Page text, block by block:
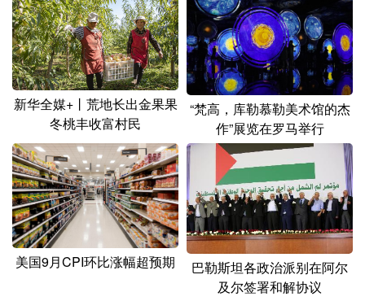
Русский язык 日本語 한국어
Deutsch Português
新华全媒+丨荒地长出金果果
冬桃丰收富村民
“梵高，库勒慕勒美术馆的杰
作”展览在罗马举行
美国9月CPI环比涨幅超预期
巴勒斯坦各政治派别在阿尔
及尔签署和解协议